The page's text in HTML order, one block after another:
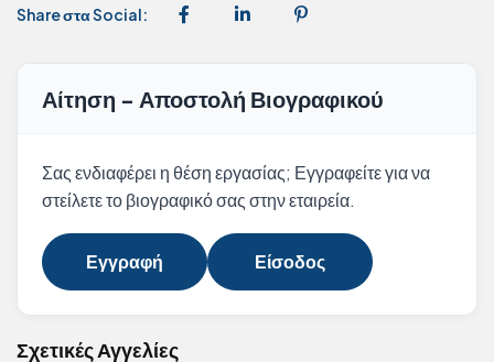
Share στα Social:
Αίτηση - Αποστολή Βιογραφικού
Σας ενδιαφέρει η θέση εργασίας; Εγγραφείτε για να
στείλετε το βιογραφικό σας στην εταιρεία.
Εγγραφή Είσοδος
Σχετικές Αγγελίες